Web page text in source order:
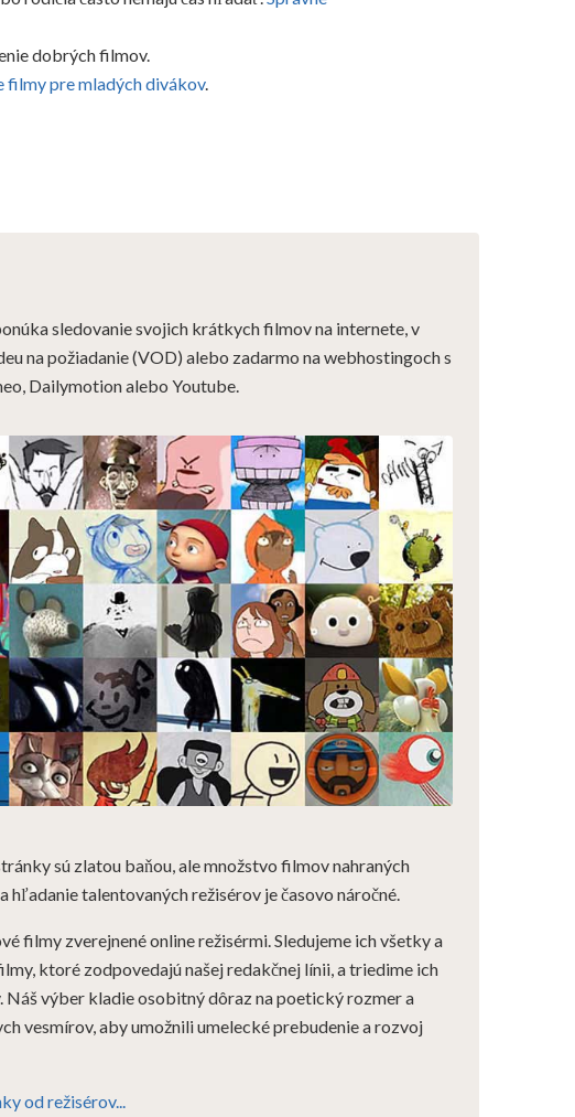
dobrých filmov.
filmy pre mladých divákov.
sledovanie svojich krátkych filmov na internete, v
na požiadanie (VOD) alebo zadarmo na webhostingoch s
Dailymotion alebo Youtube.
sú zlatou baňou, ale množstvo filmov nahraných
hľadanie talentovaných režisérov je časovo náročné.
filmy zverejnené online režisérmi. Sledujeme ich všetky a
ktoré zodpovedajú našej redakčnej línii, a triedime ich
Náš výber kladie osobitný dôraz na poetický rozmer a
vesmírov, aby umožnili umelecké prebudenie a rozvoj
od režisérov...